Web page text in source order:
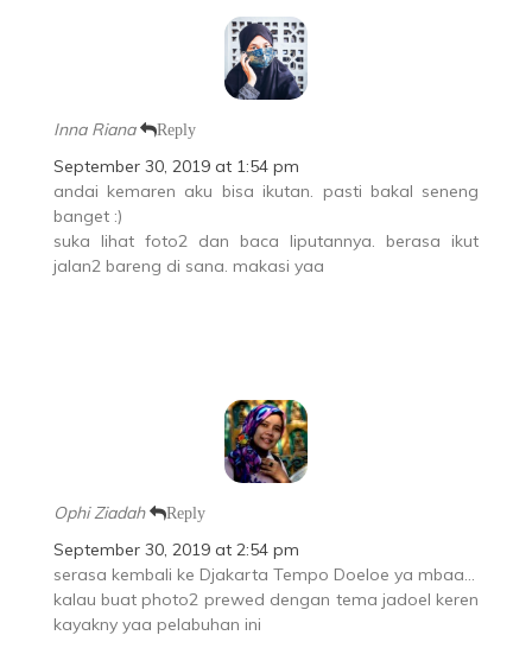
Inna Riana Reply
September 30, 2019 at 1:54 pm
andai kemaren aku bisa ikutan. pasti bakal seneng
banget :)
suka lihat foto2 dan baca liputannya. berasa ikut
jalan2 bareng di sana. makasi yaa
Ophi Ziadah Reply
September 30, 2019 at 2:54 pm
serasa kembali ke Djakarta Tempo Doeloe ya mbaa…
kalau buat photo2 prewed dengan tema jadoel keren
kayakny yaa pelabuhan ini